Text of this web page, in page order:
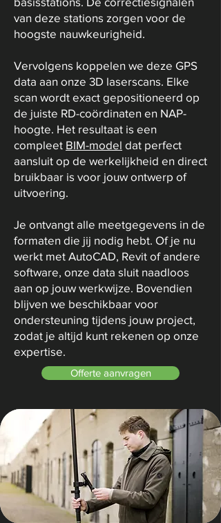
van deze stations zorgen voor de
hoogste nauwkeurigheid.
Vervolgens koppelen we deze GPS
data aan onze 3D laserscans. Elke
scan wordt exact gepositioneerd op
de juiste RD-coördinaten en NAP-
hoogte. Het resultaat is een
compleet BIM-model dat perfect
aansluit op de werkelijkheid en direct
bruikbaar is voor jouw ontwerp of
uitvoering.
Je ontvangt alle meetgegevens in de
formaten die jij nodig hebt. Of je nu
werkt met AutoCAD, Revit of andere
software, onze data sluit naadloos
aan op jouw werkwijze. Bovendien
blijven we beschikbaar voor
ondersteuning tijdens jouw project,
zodat je altijd kunt rekenen op onze
expertise.
Offerte aanvragen